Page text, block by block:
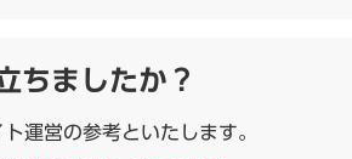
ちましたか？
運営の参考といたします。